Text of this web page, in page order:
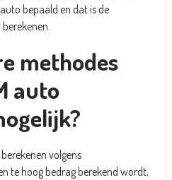
bepaald en dat is de
methodes
auto
volgens
te hoog bedrag berekend wordt,